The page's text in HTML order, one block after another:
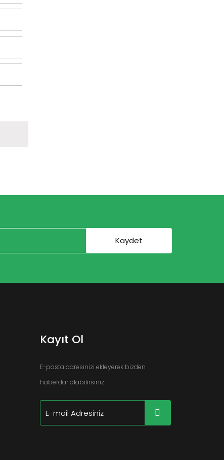
Kayıt Ol
E-posta adresinizi ekleyerek bizden
haberdar olabilirsiniz.